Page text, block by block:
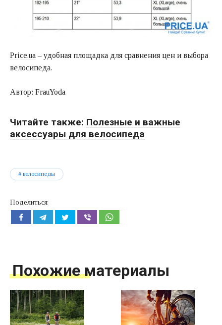
Price.ua – удобная площадка для сравнения цен и выбора
велосипеда.
Автор: FrauYoda
Читайте также: Полезные и важные
аксессуары для велосипеда
велосипеды
Поделиться:
Похожие материалы